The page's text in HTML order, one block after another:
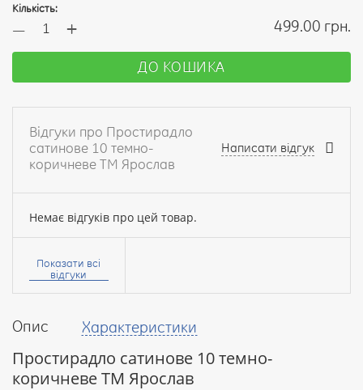
Опис Характеристики
Простирадло сатинове 10 темно-
коричневе ТМ Ярослав
Кількість:
— + 499.00 грн.
ДО КОШИКА
Відгуки про Простирадло
сатинове 10 темно-
коричневе ТМ Ярослав
Написати відгук
Немає відгуків про цей товар.
Ваше
Ваш
Показати всі
відгуки